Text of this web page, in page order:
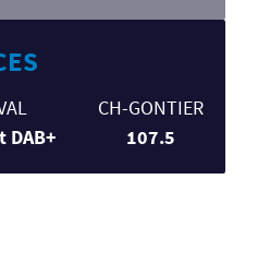
DAB+
CH-GONTIER
107.5